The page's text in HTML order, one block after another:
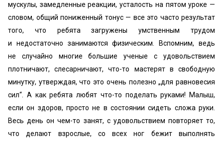
мускулы, замедленные реакции, усталость на пятом уроке —
словом, общий пониженный тонус — все это часто результат
того, что ребята загружены умственным трудом
и недостаточно занимаются физическим. Вспомним, ведь
не случайно многие большие ученые с удовольствием
плотничают, слесарничают, что-то мастерят в свободную
минутку, утверждая, что это очень полезно „для равновесия
сил“. А как ребята любят что-то поделать руками! Малыш,
если он здоров, просто не в состоянии сидеть сложа руки.
Весь день он чем-то занят, с удовольствием повторяет то,
что делают взрослые, со всех ног бежит выполнять